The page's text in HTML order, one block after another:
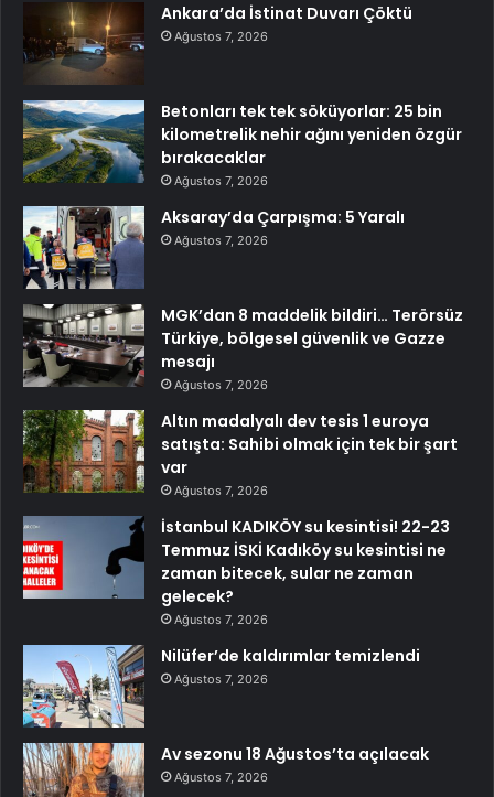
Ankara’da İstinat Duvarı Çöktü
Ağustos 7, 2026
Betonları tek tek söküyorlar: 25 bin
kilometrelik nehir ağını yeniden özgür
bırakacaklar
Ağustos 7, 2026
Aksaray’da Çarpışma: 5 Yaralı
Ağustos 7, 2026
MGK’dan 8 maddelik bildiri… Terörsüz
Türkiye, bölgesel güvenlik ve Gazze
mesajı
Ağustos 7, 2026
Altın madalyalı dev tesis 1 euroya
satışta: Sahibi olmak için tek bir şart
var
Ağustos 7, 2026
İstanbul KADIKÖY su kesintisi! 22-23
Temmuz İSKİ Kadıköy su kesintisi ne
zaman bitecek, sular ne zaman
gelecek?
Ağustos 7, 2026
Nilüfer’de kaldırımlar temizlendi
Ağustos 7, 2026
Av sezonu 18 Ağustos’ta açılacak
Ağustos 7, 2026